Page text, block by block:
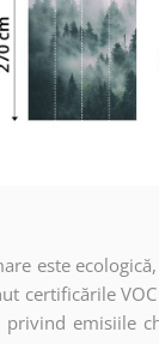
este
certificările VOC
emisiile